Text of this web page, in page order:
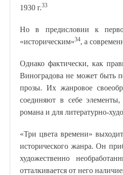
1930 г.33
Но в предисловии к
«историческим»34, а
Однако фактически, как
Виноградова не может быть
прозы. Их жанровое
соединяют в себе элементы,
романа и для литературно-
«Три цвета времени»
исторического жанра. Он
художественно
отталкивается от него